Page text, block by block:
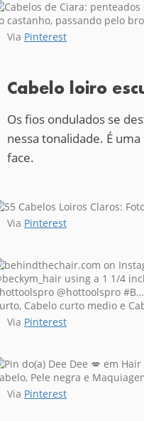
Via Pinterest
Cabelo loiro
Os fios ondulados se
nessa tonalidade. É
face.
Via Pinterest
Via Pinterest
Via Pinterest